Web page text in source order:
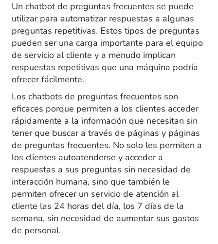
Un chatbot de preguntas frecuentes se puede
utilizar para automatizar respuestas a algunas
preguntas repetitivas. Estos tipos de preguntas
pueden ser una carga importante para el equipo
de servicio al cliente y a menudo implican
respuestas repetitivas que una máquina podría
ofrecer fácilmente.
Los chatbots de preguntas frecuentes son
eficaces porque permiten a los clientes acceder
rápidamente a la información que necesitan sin
tener que buscar a través de páginas y páginas
de preguntas frecuentes. No solo les permiten a
los clientes autoatenderse y acceder a
respuestas a sus preguntas sin necesidad de
interacción humana, sino que también le
permiten ofrecer un servicio de atención al
cliente las 24 horas del día, los 7 días de la
semana, sin necesidad de aumentar sus gastos
de personal.